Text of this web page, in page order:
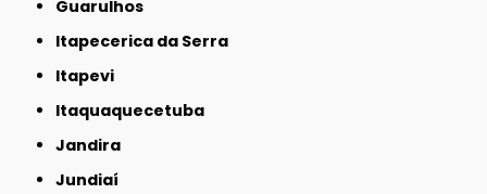
Guarulhos
Itapecerica da Serra
Itapevi
Itaquaquecetuba
Jandira
Jundiaí